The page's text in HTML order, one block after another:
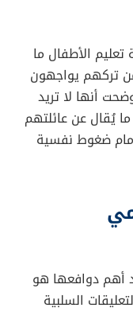
الأطفال ما
تركهم يواجهون
أنها لا تريد
يُقال عن عائلتهم
ضغوط نفسية
أهم دوافعها هو
السلبية